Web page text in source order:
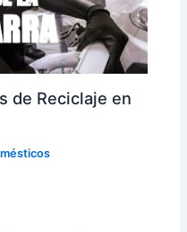
de Reciclaje en